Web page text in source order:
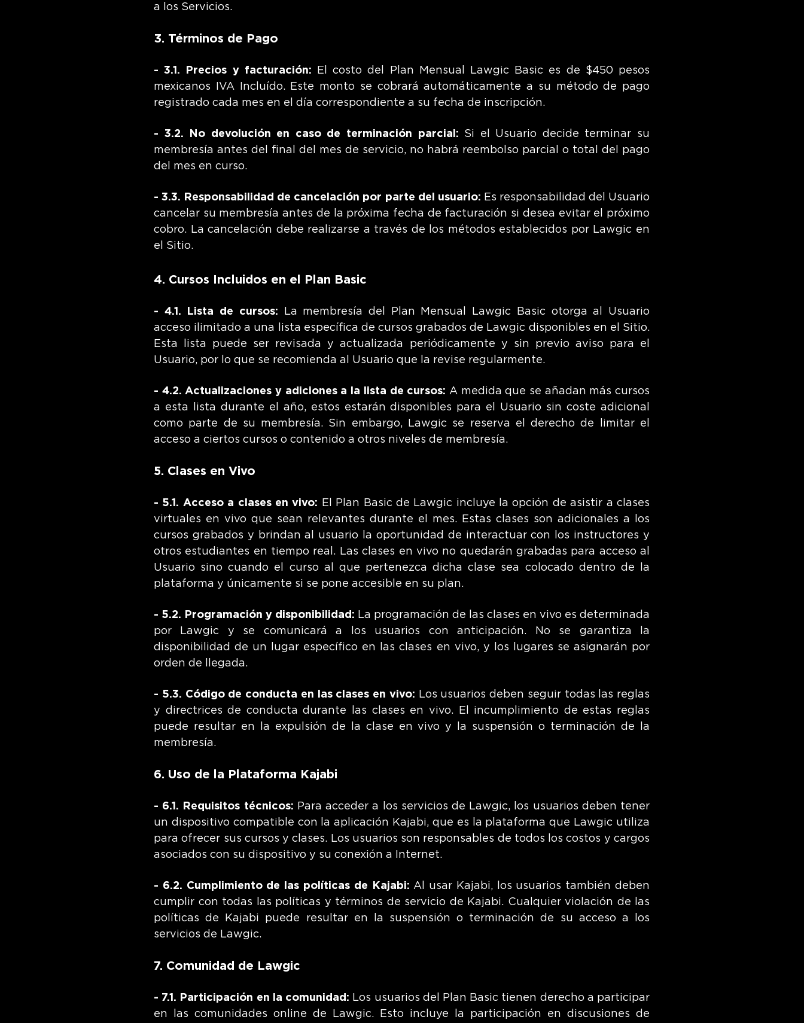
a los Servicios.
3. Términos de Pago
- 3.1. Precios y facturación:
El costo del Plan Mensual Lawgic Basic es de $450 pesos
mexicanos IVA Incluído. Este monto se cobrará automáticamente a su método de pago
registrado cada mes en el día correspondiente a su fecha de inscripción.
- 3.2. No devolución en caso de terminación parcial: Si el Usuario decide terminar su
membresía antes del final del mes de servicio, no habrá reembolso parcial o total del pago
del mes en curso.
- 3.3. Responsabilidad de cancelación por parte del usuario: Es responsabilidad del Usuario
cancelar su membresía antes de la próxima fecha de facturación si desea evitar el próximo
cobro. La cancelación debe realizarse a través de los métodos establecidos por Lawgic en
el Sitio.
4. Cursos Incluidos en el Plan Basic
- 4.1. Lista de cursos: La membresía del Plan Mensual Lawgic Basic otorga al Usuario
acceso ilimitado a una lista específica de cursos grabados de Lawgic disponibles en el Sitio.
Esta lista puede ser revisada y actualizada periódicamente y sin previo aviso para el
Usuario, por lo que se recomienda al Usuario que la revise regularmente.
- 4.2. Actualizaciones y adiciones a la lista de cursos: A medida que se añadan más cursos
a esta lista durante el año, estos estarán disponibles para el Usuario sin coste adicional
como parte de su membresía. Sin embargo, Lawgic se reserva el derecho de limitar el
acceso a ciertos cursos o contenido a otros niveles de membresía.
5. Clases en Vivo
- 5.1. Acceso a clases en vivo: El Plan Basic de Lawgic incluye la opción de asistir a clases
virtuales en vivo que sean relevantes durante el mes. Estas clases son adicionales a los
cursos grabados y brindan al usuario la oportunidad de interactuar con los instructores y
otros estudiantes en tiempo real. Las clases en vivo no quedarán grabadas para acceso al
Usuario sino cuando el curso al que pertenezca dicha clase sea colocado dentro de la
plataforma y únicamente si se pone accesible en su plan.
- 5.2. Programación y disponibilidad: La programación de las clases en vivo es determinada
por Lawgic y se comunicará a los usuarios con anticipación. No se garantiza la
disponibilidad de un lugar específico en las clases en vivo, y los lugares se asignarán por
orden de llegada.
- 5.3. Código de conducta en las clases en vivo: Los usuarios deben seguir todas las reglas
y directrices de conducta durante las clases en vivo. El incumplimiento de estas reglas
puede resultar en la expulsión de la clase en vivo y la suspensión o terminación de la
membresía.
6. Uso de la Plataforma Kajabi
- 6.1. Requisitos técnicos: Para acceder a los servicios de Lawgic, los usuarios deben tener
un dispositivo compatible con la aplicación Kajabi, que es la plataforma que Lawgic utiliza
para ofrecer sus cursos y clases. Los usuarios son responsables de todos los costos y cargos
asociados con su dispositivo y su conexión a Internet.
- 6.2. Cumplimiento de las políticas de Kajabi: Al usar Kajabi, los usuarios también deben
cumplir con todas las políticas y términos de servicio de Kajabi. Cualquier violación de las
políticas de Kajabi puede resultar en la suspensión o terminación de su acceso a los
servicios de Lawgic.
7. Comunidad de Lawgic
- 7.1. Participación en la comunidad: Los usuarios del Plan Basic tienen derecho a participar
en las comunidades online de Lawgic. Esto incluye la participación en discusiones de